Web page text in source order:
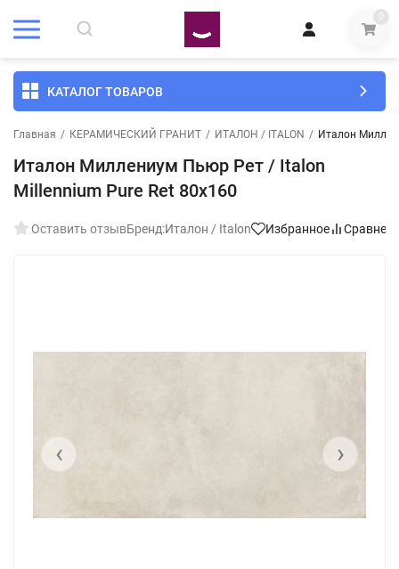
0
КАТАЛОГ ТОВАРОВ
Главная / КЕРАМИЧЕСКИЙ ГРАНИТ / ИТАЛОН / ITALON / Италон
Италон Миллениум Пьюр Рет / Italon
Millennium Pure Ret 80x160
Оставить отзывБренд:Италон / Italon Избранное
‹ ›